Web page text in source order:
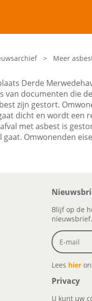
> Meer
Derde
van documenten die
zijn gestort.
dicht en wordt een
met asbest is
gaat. Omwonenden
Blijf op de
nieuwsbrief.
Lees hier
Privacy
U kunt uw